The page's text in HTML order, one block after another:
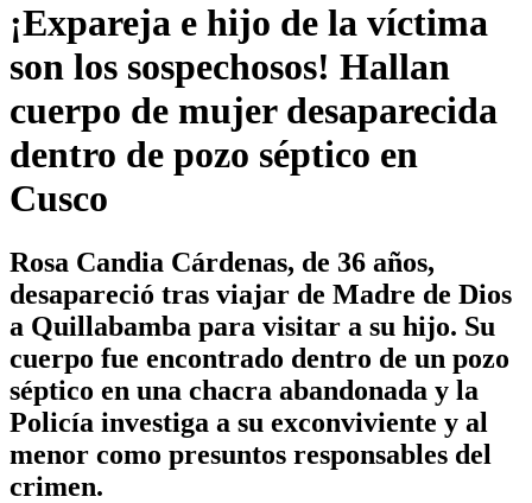
¡Expareja e hijo de la víctima
son los sospechosos! Hallan
cuerpo de mujer desaparecida
dentro de pozo séptico en
Cusco
Rosa Candia Cárdenas, de 36 años,
desapareció tras viajar de Madre de Dios
a Quillabamba para visitar a su hijo. Su
cuerpo fue encontrado dentro de un pozo
séptico en una chacra abandonada y la
Policía investiga a su exconviviente y al
menor como presuntos responsables del
crimen.